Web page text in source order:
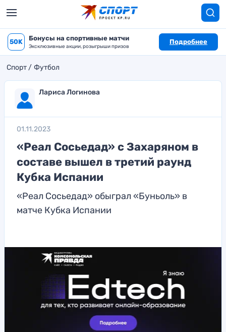
50K Бонусы на спортивные матчи
Эксклюзивные акции, розыгрыши призов
Подробнее
Спорт Футбол
Лариса Логинова
01.11.2023
«Реал Сосьедад» с Захаряном в
составе вышел в третий раунд
Кубка Испании
«Реал Сосьедад» обыграл «Буньоль» в
матче Кубка Испании